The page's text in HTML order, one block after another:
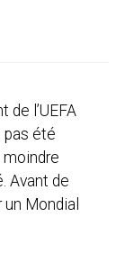
l’UEFA
pas été
moindre
Avant de
Mondial